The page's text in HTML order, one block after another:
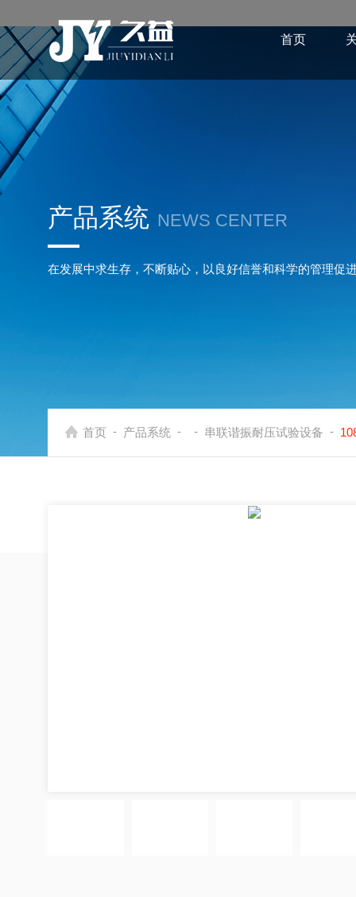
首页
产品系统 NEWS CENTER
在发展中求生存，不断贴心，以良好信誉和科学的管理促
首页 - 产品系统 - - 串联谐振耐压试验设备 -